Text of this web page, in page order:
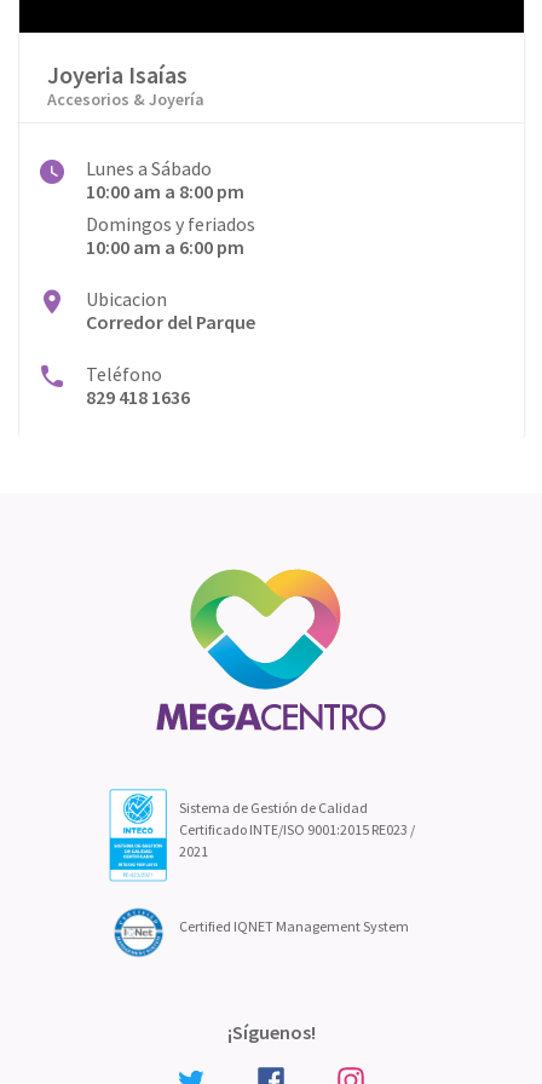
Joyeria Isaías
Accesorios & Joyería
Lunes a Sábado
10:00 am a 8:00 pm
Domingos y feriados
10:00 am a 6:00 pm
Ubicacion
Corredor del Parque
Teléfono
829 418 1636
Sistema de Gestión de Calidad
Certificado INTE/ISO 9001:2015 RE023 /
2021
Certified IQNET Management System
¡Síguenos!